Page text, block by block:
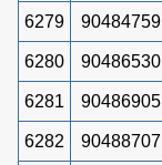
6279 90484759
6280 90486530
6281 90486905
6282 90488707